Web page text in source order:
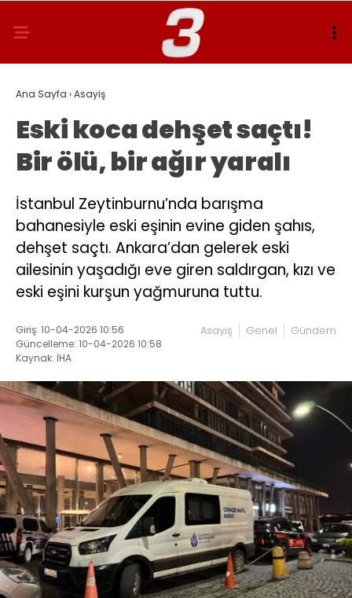
Ana Sayfa ›Asayiş
Eski koca dehşet saçtı!
Bir ölü, bir ağır yaralı
İstanbul Zeytinburnu’nda barışma
bahanesiyle eski eşinin evine giden şahıs,
dehşet saçtı. Ankara’dan gelerek eski
ailesinin yaşadığı eve giren saldırgan, kızı ve
eski eşini kurşun yağmuruna tuttu.
Giriş: 10-04-2026 10:56
Güncelleme: 10-04-2026 10:58
Kaynak: İHA
Asayiş Genel Gündem